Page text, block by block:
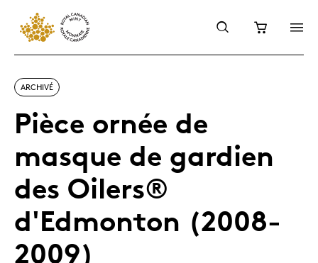
ARCHIVÉ
Pièce ornée de
masque de gardien
des Oilers®
d'Edmonton (2008-
2009)